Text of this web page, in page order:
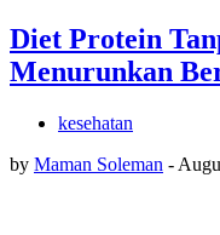
Diet Protein
Menurunkan
kesehatan
by Maman Soleman -